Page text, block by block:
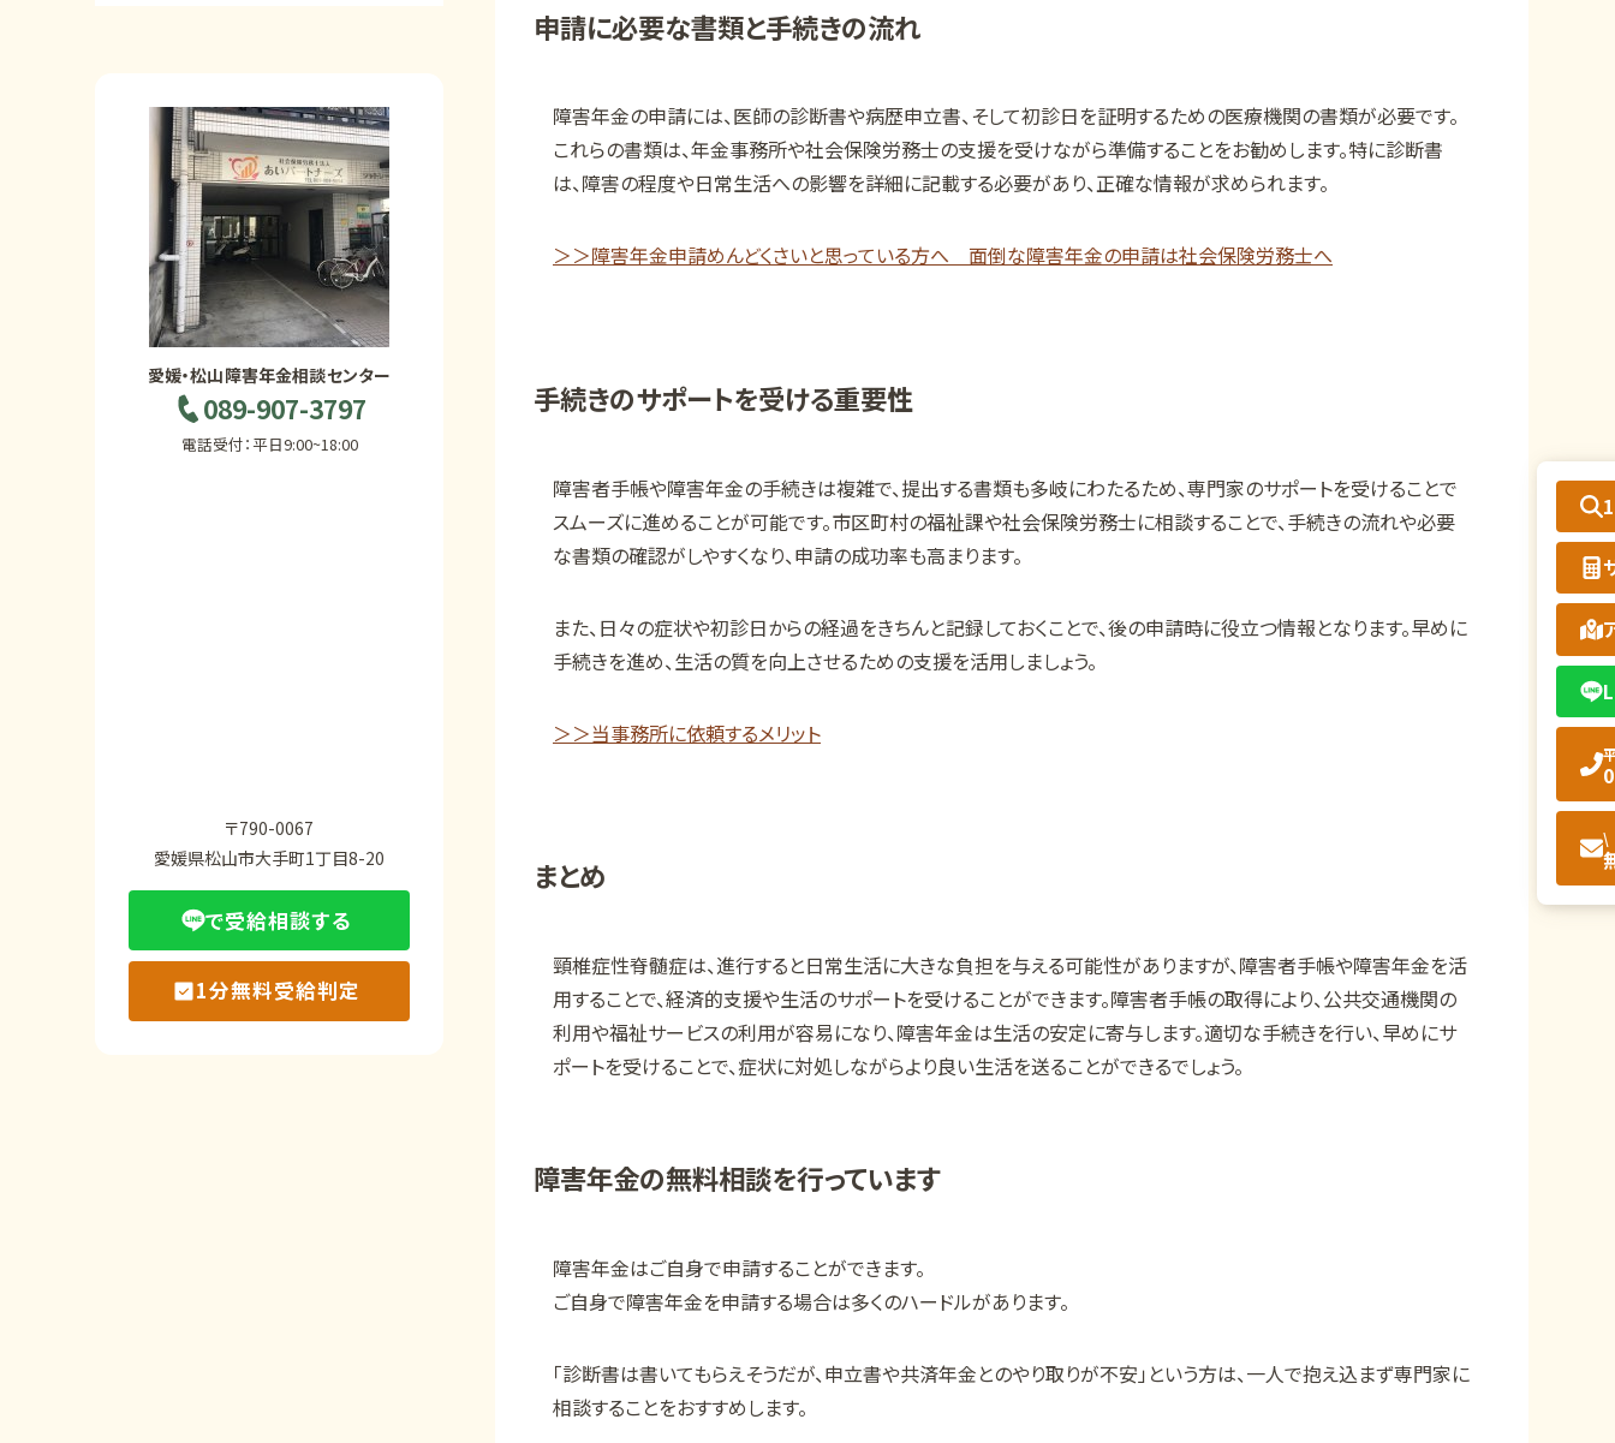
申請に必要な書類と手続きの流れ
障害年金の申請には、医師の診断書や病歴申立書、そして初診日を証明するための医療機関の書類が必要です。
これらの書類は、年金事務所や社会保険労務士の支援を受けながら準備することをお勧めします。特に診断書
は、障害の程度や日常生活への影響を詳細に記載する必要があり、正確な情報が求められます。
＞＞障害年金申請めんどくさいと思っている方へ 面倒な障害年金の申請は社会保険労務士へ
手続きのサポートを受ける重要性
障害者手帳や障害年金の手続きは複雑で、提出する書類も多岐にわたるため、専門家のサポートを受けることで
スムーズに進めることが可能です。市区町村の福祉課や社会保険労務士に相談することで、手続きの流れや必要
な書類の確認がしやすくなり、申請の成功率も高まります。
また、日々の症状や初診日からの経過をきちんと記録しておくことで、後の申請時に役立つ情報となります。早めに
手続きを進め、生活の質を向上させるための支援を活用しましょう。
＞＞当事務所に依頼するメリット
まとめ
頸椎症性脊髄症は、進行すると日常生活に大きな負担を与える可能性がありますが、障害者手帳や障害年金を活
用することで、経済的支援や生活のサポートを受けることができます。障害者手帳の取得により、公共交通機関の
利用や福祉サービスの利用が容易になり、障害年金は生活の安定に寄与します。適切な手続きを行い、早めにサ
ポートを受けることで、症状に対処しながらより良い生活を送ることができるでしょう。
障害年金の無料相談を行っています
障害年金はご自身で申請することができます。
ご自身で障害年金を申請する場合は多くのハードルがあります。
「診断書は書いてもらえそうだが、申立書や共済年金とのやり取りが不安」という方は、一人で抱え込まず専門家に
相談することをおすすめします。
愛媛・松山障害年金相談センター
089-907-3797
電話受付：平日9:00~18:00
〒790-0067
愛媛県松山市大手町1丁目8-20
で受給相談する
1分無料受給判定
\